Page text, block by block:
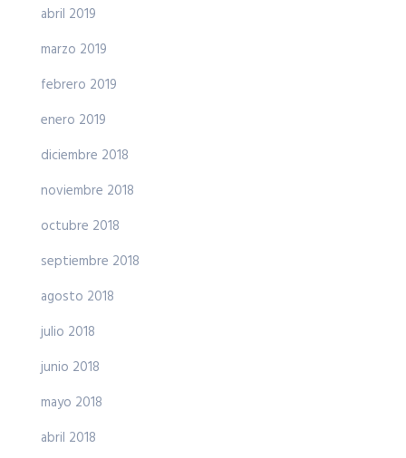
abril 2019
marzo 2019
febrero 2019
enero 2019
diciembre 2018
noviembre 2018
octubre 2018
septiembre 2018
agosto 2018
julio 2018
junio 2018
mayo 2018
abril 2018